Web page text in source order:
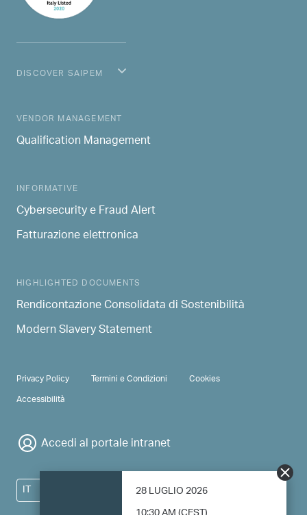
28 LUGLIO 2026
DISCOVER SAIPEM
MAIN NAVIGATION
VENDOR MANAGEMENT
Qualification Management
INFORMATIVE
Cybersecurity e Fraud Alert
Fatturazione elettronica
HIGHLIGHTED DOCUMENTS
Rendicontazione Consolidata di Sostenibilità
Modern Slavery Statement
PRIVACY & TERMS
Privacy Policy Termini e Condizioni
Cookies
Accessibilità
Accedi al portale intranet
IT